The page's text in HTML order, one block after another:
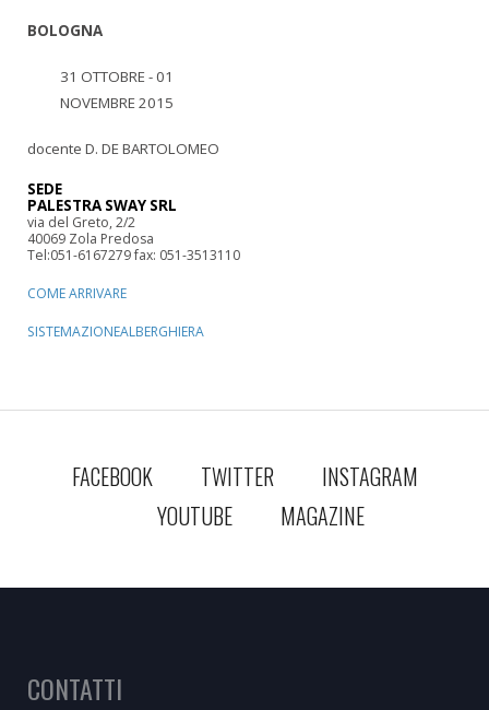
BOLOGNA
31 OTTOBRE - 01
NOVEMBRE 2015
docente D. DE BARTOLOMEO
SEDE
PALESTRA SWAY SRL
via del Greto, 2/2
40069 Zola Predosa
Tel:051-6167279 fax: 051-3513110
COME ARRIVARE
SISTEMAZIONEALBERGHIERA
FACEBOOK TWITTER
INSTAGRAM
YOUTUBE
MAGAZINE
CONTATTI